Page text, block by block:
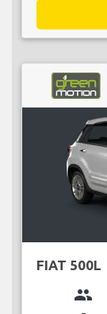
FIAT 500L
group